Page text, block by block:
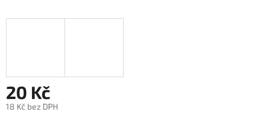
20 Kč
18 Kč bez DPH